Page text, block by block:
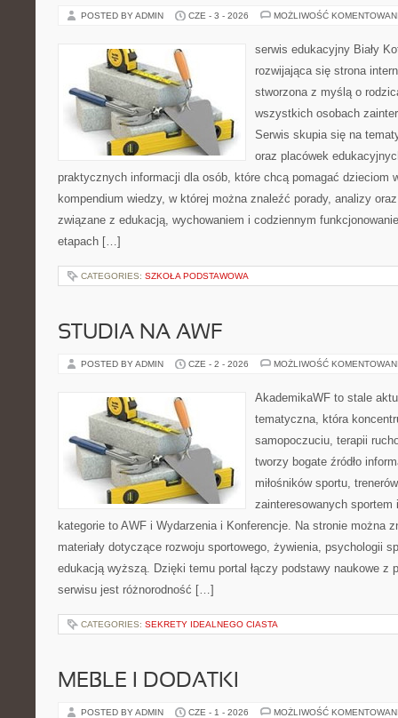
POSTED BY ADMIN CZE - 3 - 2026 MOŻLIWOŚĆ
serwis edukacyjny Biały
rozwijająca się strona
stworzona z myślą o
wszystkich osobach
Serwis skupia się na
oraz placówek
praktycznych informacji dla osób, które chcą pomagać dzieciom
kompendium wiedzy, w której można znaleźć porady, analizy
związane z edukacją, wychowaniem i codziennym
etapach […]
CATEGORIES: SZKOŁA PODSTAWOWA
STUDIA NA AWF
POSTED BY ADMIN CZE - 2 - 2026 MOŻLIWOŚĆ
AkademikaWF to stale
tematyczna, która
samopoczuciu, terapii
tworzy bogate źródło
miłośników sportu,
zainteresowanych sportem
kategorie to AWF i Wydarzenia i Konferencje. Na stronie można
materiały dotyczące rozwoju sportowego, żywienia, psychologii
edukacją wyższą. Dzięki temu portal łączy podstawy naukowe z
serwisu jest różnorodność […]
CATEGORIES: SEKRETY IDEALNEGO CIASTA
MEBLE I DODATKI
POSTED BY ADMIN CZE - 1 - 2026 MOŻLIWOŚĆ